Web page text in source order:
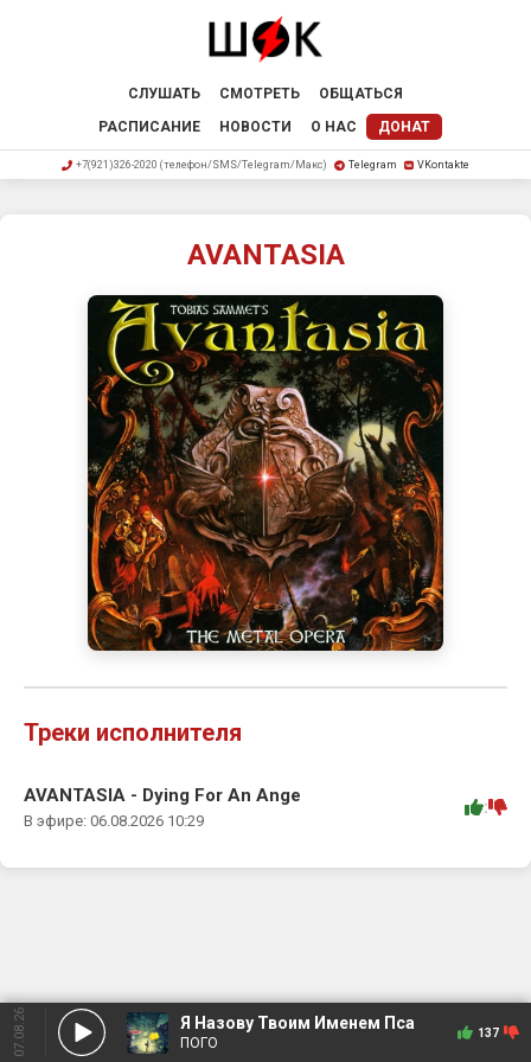
СЛУШАТЬ СМОТРЕТЬ
ОБЩАТЬСЯ
РАСПИСАНИЕ
НОВОСТИ О НАС ДОНАТ
+7(921)326-2020 (телефон/SMS/Telegram/Макс) Telegram VKontakte
AVANTASIA
Треки исполнителя
AVANTASIA - Dying For An Ange
В эфире: 06.08.2026 10:29
:
07.08.26 Я Назову Твоим Именем Пса
ПОГО
137